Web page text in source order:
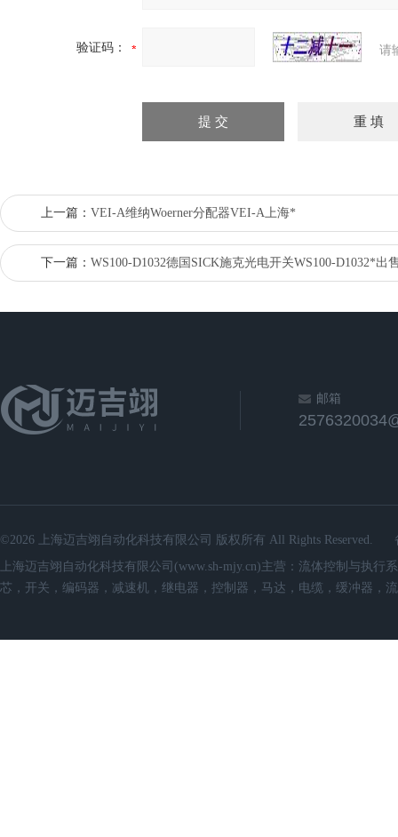
验证码： 请
上一篇： VEI-A维纳Woerner分配器VEI-A上海*
下一篇： WS100-D1032德国SICK施克光电开关WS100-D1032*出
邮箱
©2026 上海迈吉翊自动化科技有限公司 版权所有 All Rights Reserved.
上海迈吉翊自动化科技有限公司(www.sh-mjy.cn)主营：流体控制与执
芯，开关，编码器，减速机，继电器，控制器，马达，电缆，缓冲器，